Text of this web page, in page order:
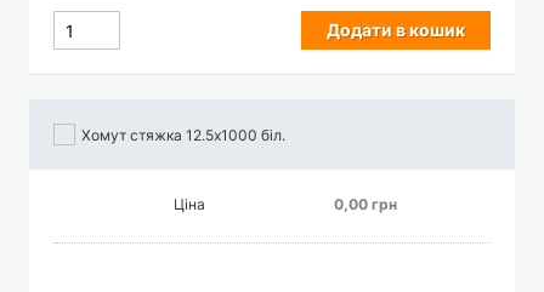
Додати в кошик
Хомут стяжка 12.5х1000 біл.
Ціна 0,00 грн